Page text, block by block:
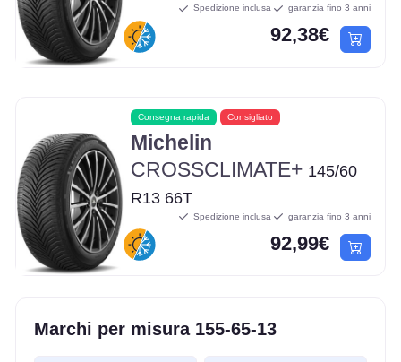
Spedizione inclusa garanzia fino 3 anni
92,38€
Consegna rapida Consigliato
Michelin
CROSSCLIMATE+ 145/60
R13 66T
Spedizione inclusa garanzia fino 3 anni
92,99€
Marchi per misura 155-65-13